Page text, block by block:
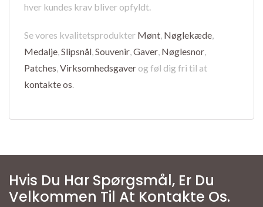
hver kundes krav bliver opfyldt.
Se vores kvalitetsprodukter Mønt Nøglekæde
Medalje Slipsnål Souvenir Gaver Nøglesnor
Patches Virksomhedsgaver og føl dig fri til at
kontakte os
Hvis Du Har Spørgsmål, Er Du
Velkommen Til At Kontakte Os.